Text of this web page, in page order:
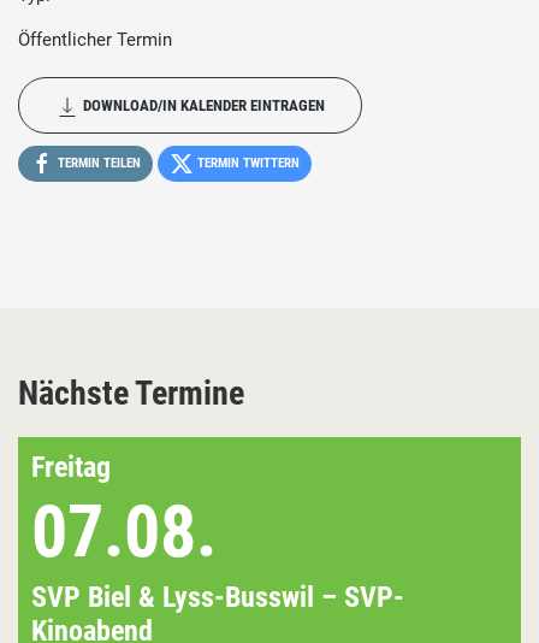
Öffentlicher Termin
DOWNLOAD/IN KALENDER EINTRAGEN
TERMIN TEILEN TERMIN TWITTERN
Nächste Termine
Freitag
07.08.
SVP Biel & Lyss-Busswil – SVP-
Kinoabend